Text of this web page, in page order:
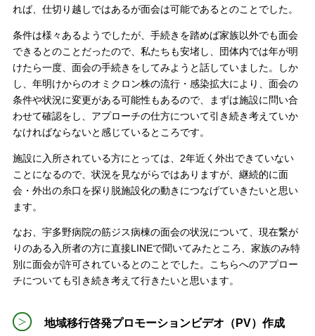
れば、仕切り越しではあるが面会は可能であるとのことでした。
条件は様々あるようでしたが、手続きを踏めば家族以外でも面会
できるとのことだったので、私たちも安堵し、団体内では年が明
けたら一度、面会の手続きをしてみようと話していました。しか
し、年明けからのオミクロン株の流行・感染拡大により、面会の
条件や状況に変更がある可能性もあるので、まずは施設に問い合
わせて確認をし、アプローチの仕方について引き続き考えていか
なければならないと感じているところです。
施設に入所されている方にとっては、2年近く外出できていない
ことになるので、状況を見ながらではありますが、継続的に面
会・外出の糸口を探り脱施設化の動きにつなげていきたいと思い
ます。
なお、宇多野病院の筋ジス病棟の面会の状況について、現在繋が
りのある入所者の方に直接LINEで聞いてみたところ、家族のみ特
別に面会が許可されているとのことでした。こちらへのアプロー
チについても引き続き考えて行きたいと思います。
地域移行啓発プロモーションビデオ（PV）作成